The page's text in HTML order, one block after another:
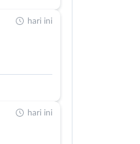
hari ini
hari ini